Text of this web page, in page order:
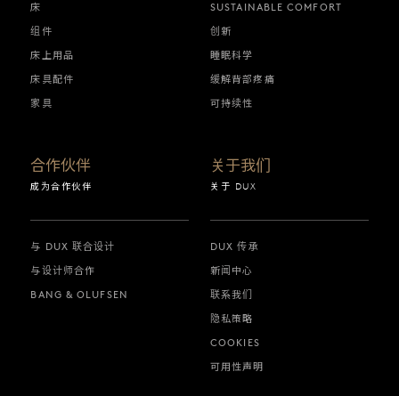
床
组件
床上用品
床具配件
家具
SUSTAINABLE COMFORT
创新
睡眠科学
缓解背部疼痛
可持续性
合作伙伴
成为合作伙伴
与 DUX 联合设计
与设计师合作
BANG & OLUFSEN
关于我们
关于 DUX
DUX 传承
新闻中心
联系我们
隐私策略
COOKIES
可用性声明